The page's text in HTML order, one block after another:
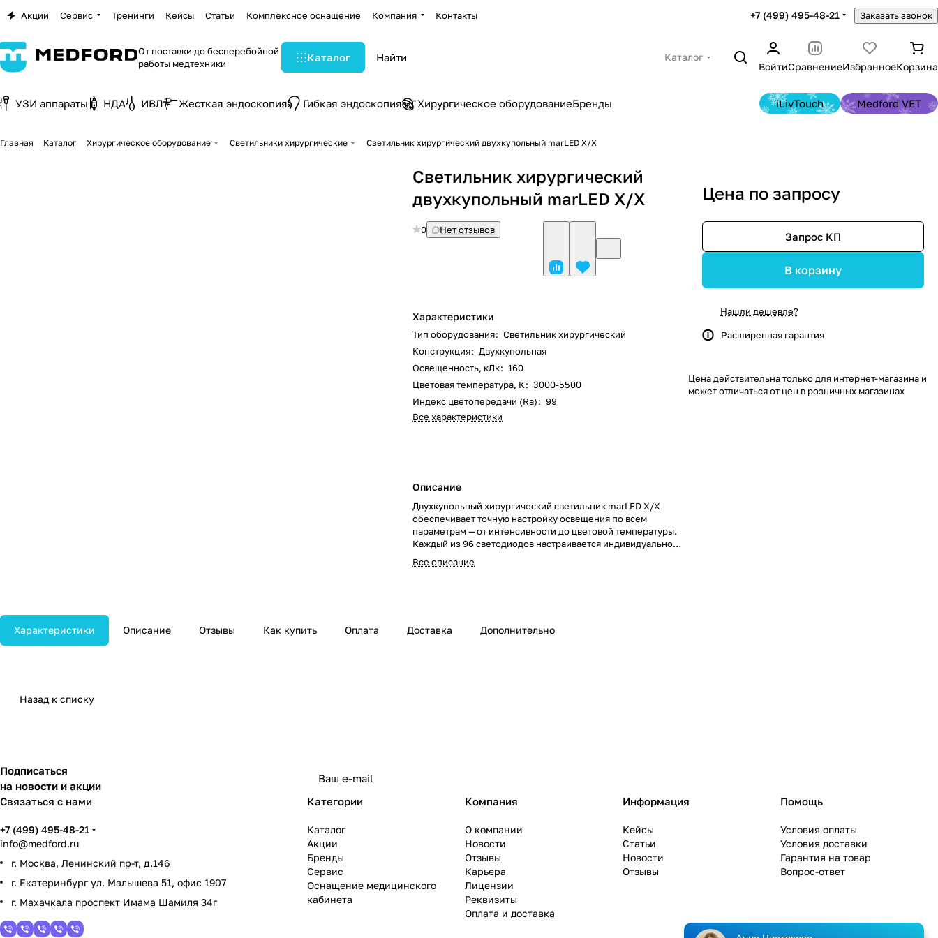
Акции Сервис Тренинги Кейсы Статьи Комплексное оснащение Компания Контакты +7 (499) 495-48-21 Заказать звонок
От поставки до бесперебойной
работы медтехники
Каталог
Каталог
ВойтиСравнениеИзбранноеКорзина
УЗИ аппараты НДА ИВЛ Жесткая эндоскопия Гибкая эндоскопия Хирургическое оборудованиеБренды iLivTouch Medford VET
Главная Каталог Хирургическое оборудование Светильники хирургические Светильник хирургический двухкупольный marLED X/X
Светильник хирургический
двухкупольный marLED X/X
0 Нет отзывов
Характеристики
Тип оборудования: Светильник хирургический
Конструкция: Двухкупольная
Освещенность, кЛк: 160
Цветовая температура, К: 3000-5500
Индекс цветопередачи (Ra): 99
Все характеристики
Описание
Двухкупольный хирургический светильник marLED X/X
обеспечивает точную настройку освещения по всем
параметрам — от интенсивности до цветовой температуры.
Каждый из 96 светодиодов настраивается индивидуально
для адаптации к любой клинической задаче.
Все описание
Цена по запросу
Запрос КП
В корзину
Нашли дешевле?
Расширенная гарантия
Цена действительна только для интернет-магазина и
может отличаться от цен в розничных магазинах
Характеристики Описание Отзывы Как купить Оплата Доставка Дополнительно
Назад к списку
Подписаться
на новости и акции
Связаться с нами
+7 (499) 495-48-21
info@medford.ru
г. Москва, Ленинский пр-т, д.146
г. Екатеринбург ул. Малышева 51, офис 1907
г. Махачкала проспект Имама Шамиля 34г
Категории
Каталог
Акции
Бренды
Сервис
Оснащение медицинского
кабинета
Компания
О компании
Новости
Отзывы
Карьера
Лицензии
Реквизиты
Оплата и доставка
Информация
Кейсы
Статьи
Новости
Отзывы
Помощь
Условия оплаты
Условия доставки
Гарантия на товар
Вопрос-ответ